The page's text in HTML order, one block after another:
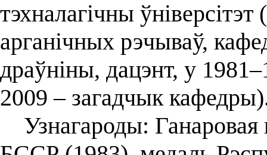
тэхналагічны ўніверсітэт
арганічных рэчываў,
драўніны, дацэнт, у
2009 – загадчык
Узнагароды: Ганаровая